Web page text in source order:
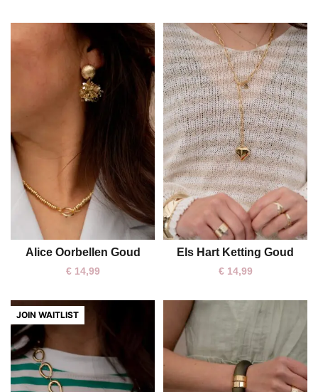
One size
Alice Oorbellen Goud
€14,99
One size
Els Hart Ketting Goud
€14,99